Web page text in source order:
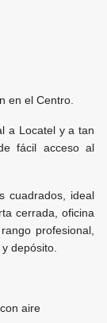
en el Centro.
a Locatel y a tan
fácil acceso al
cuadrados, ideal
cerrada, oficina
profesional,
depósito.
aire